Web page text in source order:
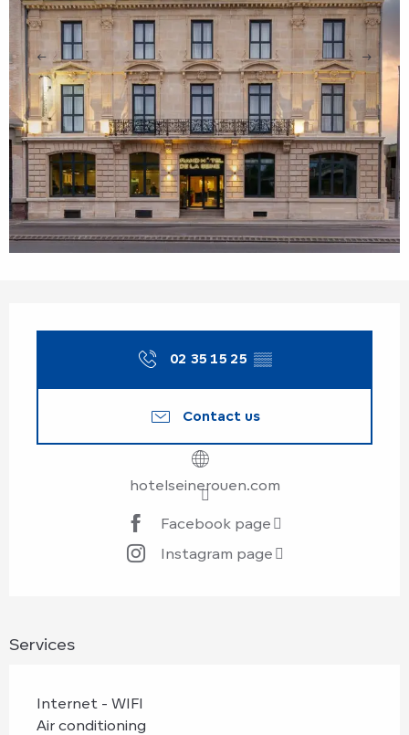
02 35 15 25 ▒▒
Contact us
hotelseinerouen.com
Facebook page
Instagram page
Services
Internet - WIFI
Air conditioning